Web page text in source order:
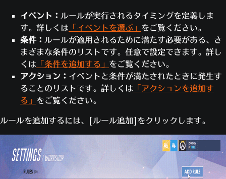
イベント： ルールが実行されるタイミングを定義しま
す。詳しくは 「イベントを選ぶ」 をご覧ください。
条件： ルールが適用されるために満たす必要がある、さ
まざまな条件のリストです。任意で設定できます。詳し
くは 「条件を追加する」 をご覧ください。
アクション： イベントと条件が満たされたときに発生す
ることのリストです。詳しくは 「アクションを追加す
る」 をご覧ください。
ルールを追加するには、[ルール追加]をクリックします。